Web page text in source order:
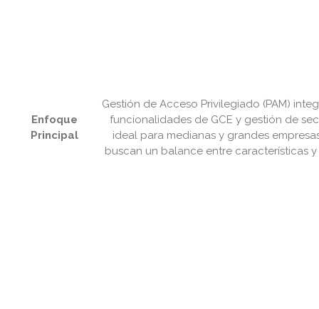
Enfoque
Principal
Gestión de Acceso Privilegiado (PAM)
funcionalidades de GCE y gestión de
ideal para medianas y grandes
buscan un balance entre características